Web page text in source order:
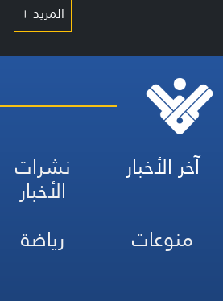
المزيد +
آخر الأخبار نشرات
الأخبار
منوعات
رياضة